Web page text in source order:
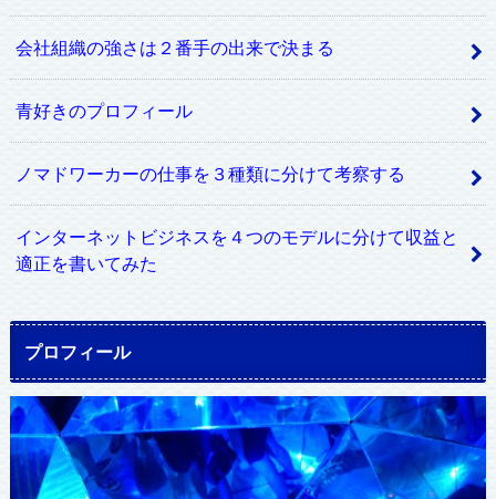
会社組織の強さは２番手の出来で決まる
青好きのプロフィール
ノマドワーカーの仕事を３種類に分けて考察する
インターネットビジネスを４つのモデルに分けて収益と
適正を書いてみた
プロフィール